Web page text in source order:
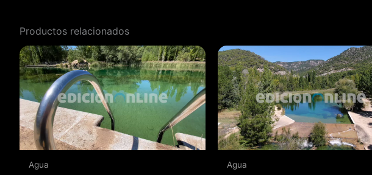
Productos relacionados
Agua Agua